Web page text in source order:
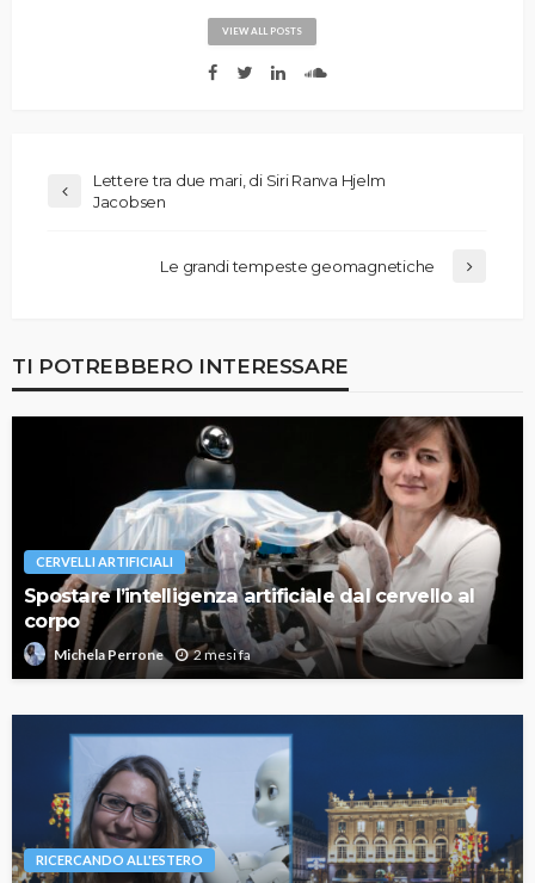
VIEW ALL POSTS
Lettere tra due mari, di Siri Ranva Hjelm
Jacobsen
Le grandi tempeste geomagnetiche
TI POTREBBERO INTERESSARE
CERVELLI ARTIFICIALI
Spostare l’intelligenza artificiale dal cervello al
corpo
Michela Perrone 2 mesi fa
RICERCANDO ALL'ESTERO